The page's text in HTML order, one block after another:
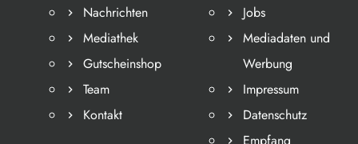
Nachrichten
Mediathek
Gutscheinshop
Team
Kontakt
Jobs
Mediadaten und
Werbung
Impressum
Datenschutz